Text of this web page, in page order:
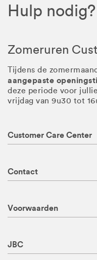
Hulp nodig?
Zomeruren
Tijdens de
aangepaste
deze periode voor
vrijdag van 9u30 tot
Customer Care Center
Contact
Voorwaarden
JBC